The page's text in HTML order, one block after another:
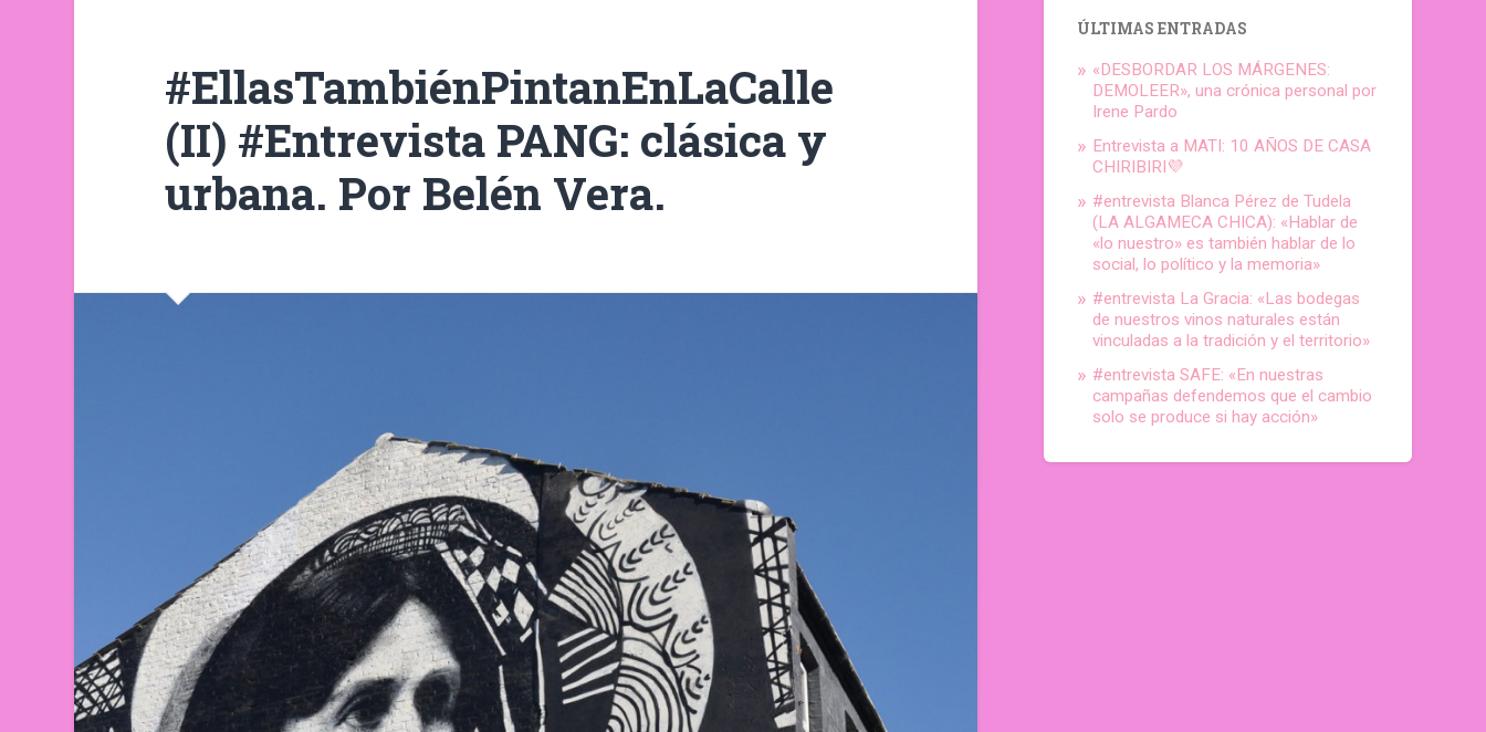
#EllasTambiénPintanEnLaCalle
(II) #Entrevista PANG: clásica y
urbana. Por Belén Vera.
ÚLTIMAS ENTRADAS
«DESBORDAR LOS MÁRGENES:
DEMOLEER», una crónica personal por
Irene Pardo
Entrevista a MATI: 10 AÑOS DE CASA
CHIRIBIRI💜
#entrevista Blanca Pérez de Tudela
(LA ALGAMECA CHICA): «Hablar de
«lo nuestro» es también hablar de lo
social, lo político y la memoria»
#entrevista La Gracia: «Las bodegas
de nuestros vinos naturales están
vinculadas a la tradición y el territorio»
#entrevista SAFE: «En nuestras
campañas defendemos que el cambio
solo se produce si hay acción»